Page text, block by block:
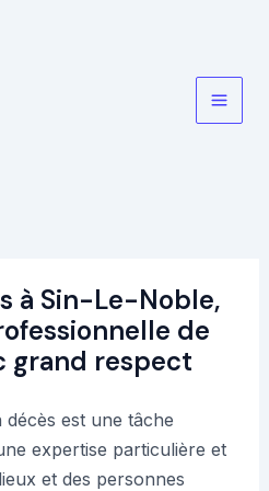
Main
à Sin-Le-Noble,
de
grand respect
est une tâche
expertise particulière et
et des personnes